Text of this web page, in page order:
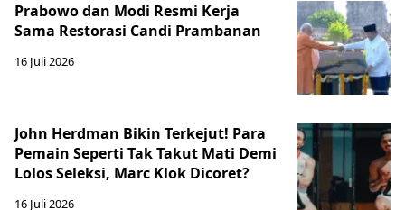
Prabowo dan Modi Resmi Kerja
Sama Restorasi Candi Prambanan
16 Juli 2026
John Herdman Bikin Terkejut! Para
Pemain Seperti Tak Takut Mati Demi
Lolos Seleksi, Marc Klok Dicoret?
16 Juli 2026